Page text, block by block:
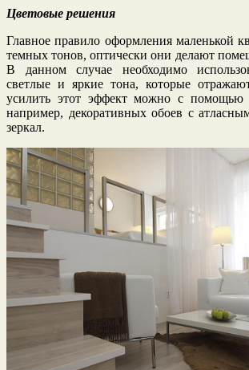
Цветовые решения
Главное правило оформления маленькой
темных тонов, оптически они делают
В данном случае необходимо
светлые и яркие тона, которые
усилить этот эффект можно с помощью
например, декоративных обоев с
зеркал.